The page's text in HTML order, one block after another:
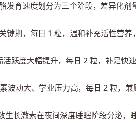
发育速度划分为三个阶段，差异化剂
键期，每日 1 粒，温和补充活性营养
跃度大幅提升，每日 2 粒，补足快
波动大、学业压力高，每日 2 粒，
长激素在夜间深度睡眠阶段分泌，